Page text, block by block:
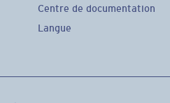
Centre de documentation
Langue